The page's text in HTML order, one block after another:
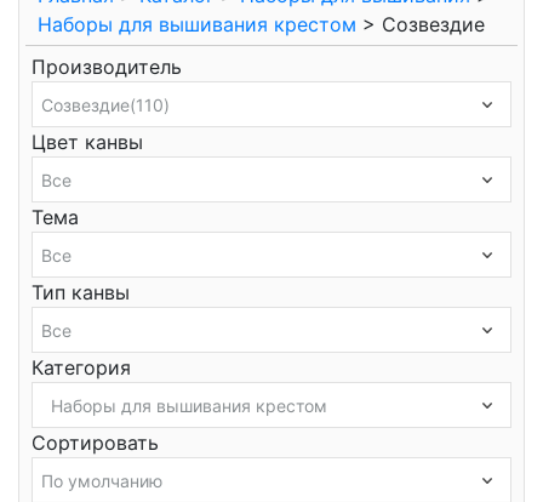
Наборы для вышивания крестом > Созвездие
Производитель
Цвет канвы
Тема
Тип канвы
Категория
Сортировать